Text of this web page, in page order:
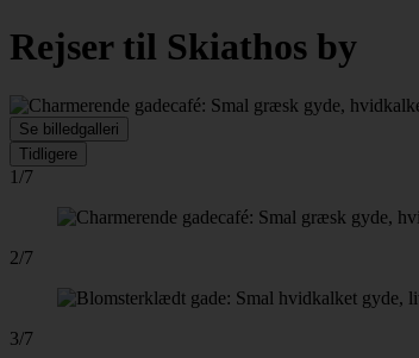
Rejser til Skiathos by
Se billedgalleri
Tidligere
1/7
2/7
3/7